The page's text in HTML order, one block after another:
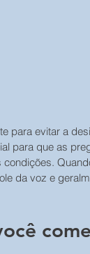
para evitar a
para que as
da voz e
come